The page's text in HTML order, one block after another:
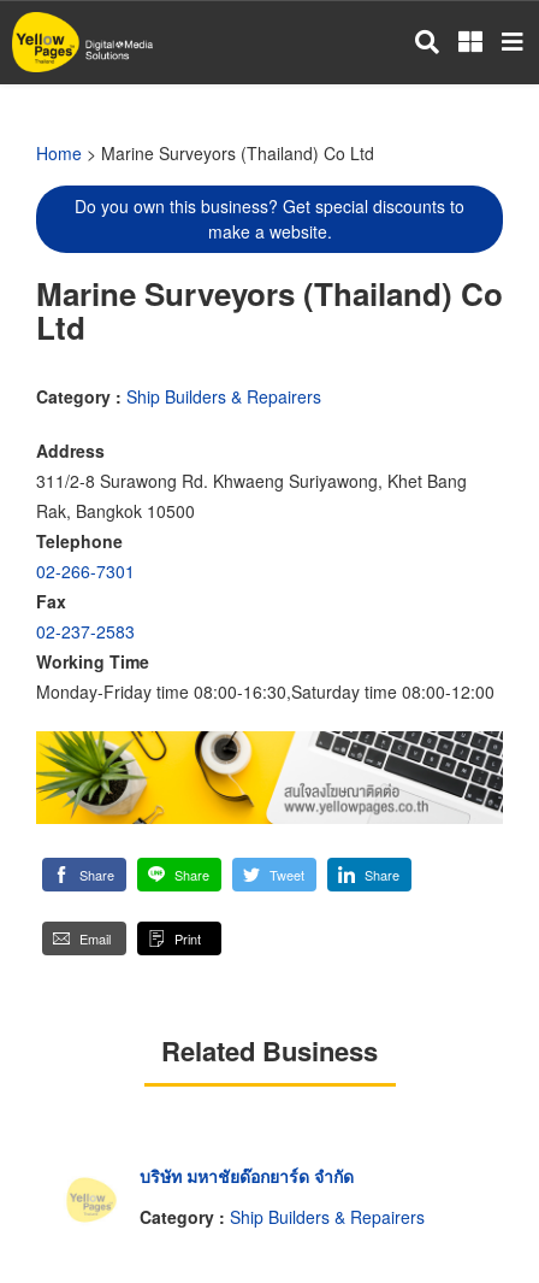
Skip
to
main
Home > Marine Surveyors (Thailand) Co Ltd
Do you own this business? Get special discounts to
make a website.
Marine Surveyors (Thailand) Co
Ltd
Category : Ship Builders & Repairers
Address
311/2-8 Surawong Rd. Khwaeng Suriyawong, Khet Bang
Rak, Bangkok 10500
Telephone
02-266-7301
Fax
02-237-2583
Working Time
Monday-Friday time 08:00-16:30,Saturday time 08:00-12:00
Share Share Tweet Share
Email Print
Related Business
บริษัท มหาชัยด๊อกยาร์ด จำกัด
Category : Ship Builders & Repairers